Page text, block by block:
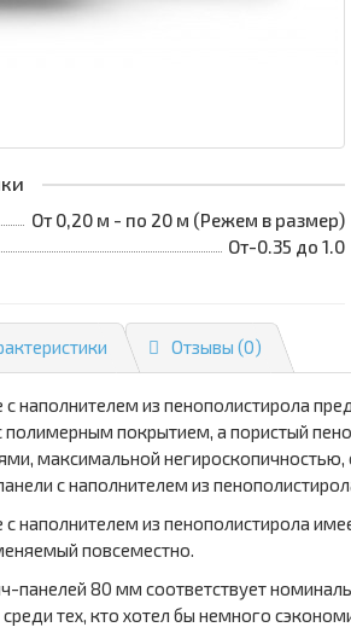
От 0,20 м - по 20 м (Режем в размер)
От-0.35 до 1.0
Отзывы (0)
наполнителем из пенополистирола
покрытием, а пористый
максимальной
с наполнителем из
наполнителем из пенополистирола
повсеместно.
панелей 80 мм соответствует
тех, кто хотел бы немного